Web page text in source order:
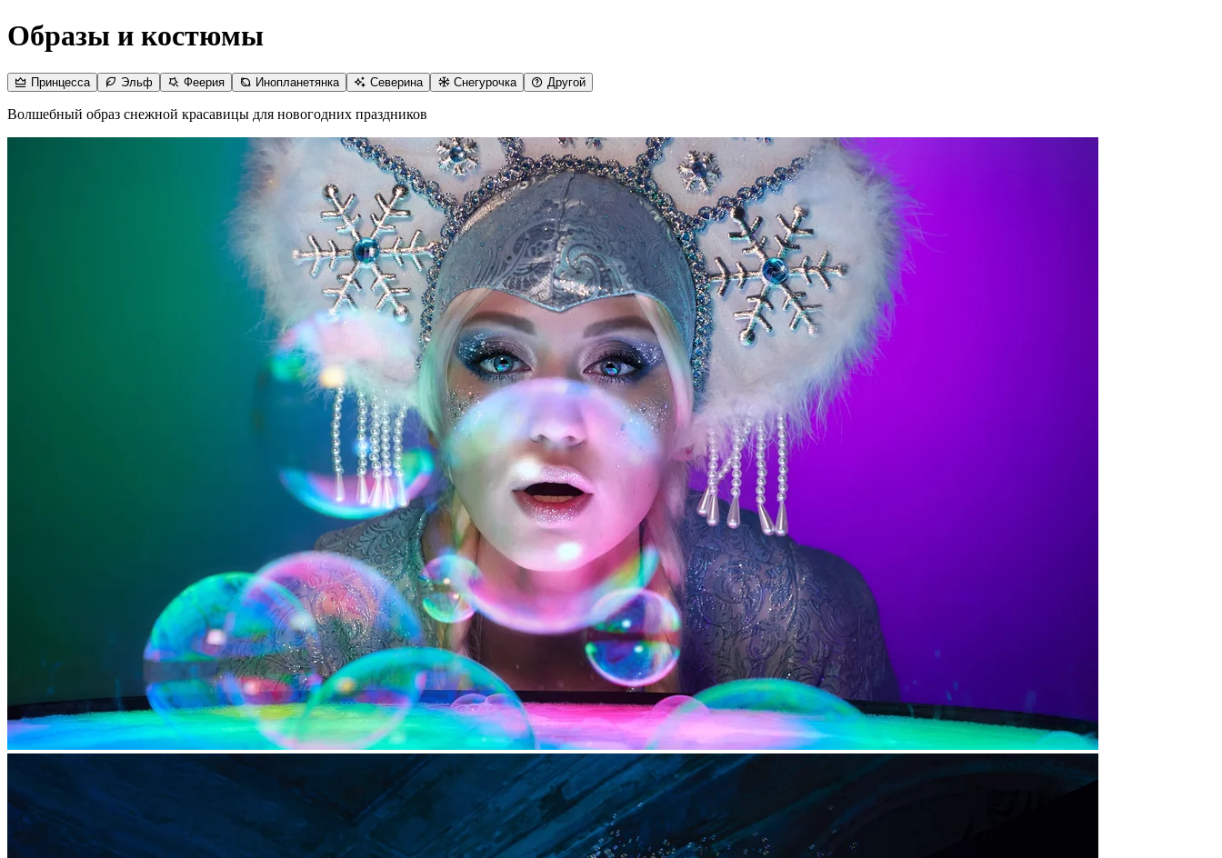
Образы и костюмы
Принцесса Эльф Феерия Инопланетянка Северина Снегурочка Другой
Волшебный образ снежной красавицы для новогодних праздников